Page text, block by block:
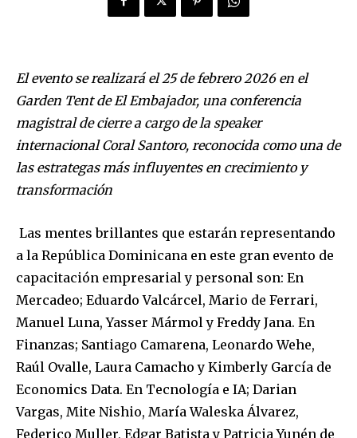
El evento se realizará el 25 de febrero 2026 en el
Garden Tent de El Embajador, una conferencia
magistral de cierre a cargo de la speaker
internacional Coral Santoro, reconocida como una de
las estrategas más influyentes en crecimiento y
transformación
Las mentes brillantes que estarán representando
a la República Dominicana en este gran evento de
capacitación empresarial y personal son: En
Mercadeo; Eduardo Valcárcel, Mario de Ferrari,
Manuel Luna, Yasser Mármol y Freddy Jana. En
Finanzas; Santiago Camarena, Leonardo Wehe,
Raúl Ovalle, Laura Camacho y Kimberly García de
Economics Data. En Tecnología e IA; Darian
Vargas, Mite Nishio, María Waleska Álvarez,
Federico Muller, Edgar Batista y Patricia Yunén de